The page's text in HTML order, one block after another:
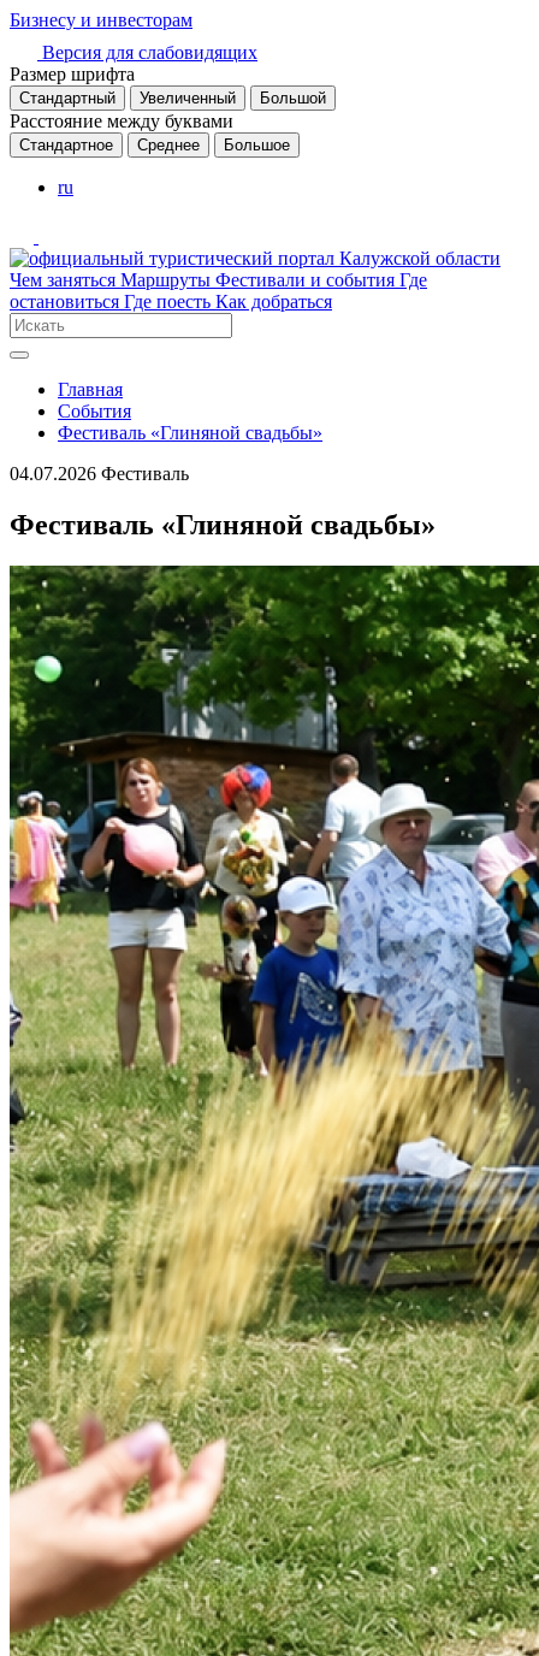
Бизнесу и инвесторам
Версия для слабовидящих
Размер шрифта
Стандартный Увеличенный Большой
Расстояние между буквами
Стандартное Среднее Большое
ru
Чем заняться Маршруты Фестивали и события Где
остановиться Где поесть Как добраться
Главная
События
Фестиваль «Глиняной свадьбы»
04.07.2026 Фестиваль
Фестиваль «Глиняной свадьбы»